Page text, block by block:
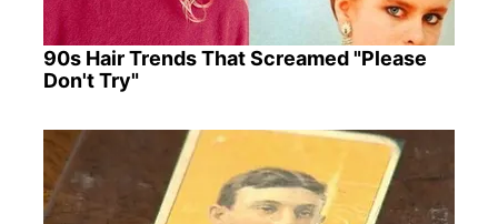
90s Hair Trends That Screamed "Please
Don't Try"